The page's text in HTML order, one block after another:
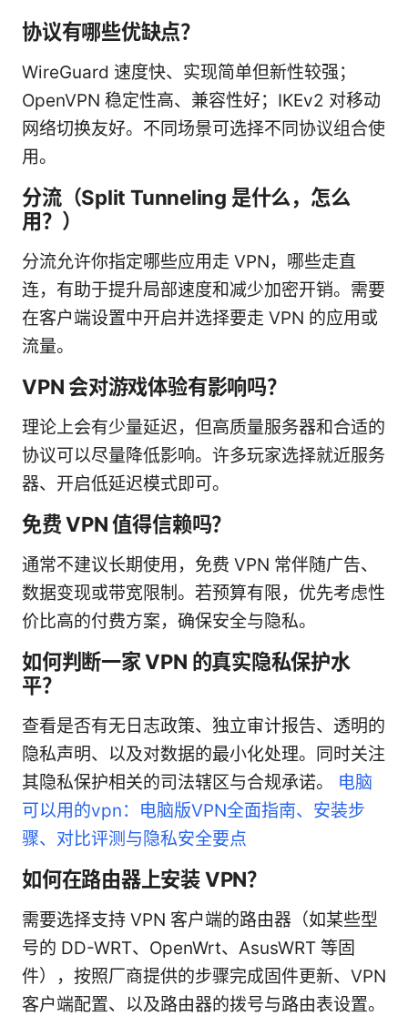
协议有哪些优缺点？
WireGuard 速度快、实现简单但新性较强；
OpenVPN 稳定性高、兼容性好；IKEv2 对移动
网络切换友好。不同场景可选择不同协议组合使
用。
分流（Split Tunneling 是什么，怎么
用？）
分流允许你指定哪些应用走 VPN，哪些走直
连，有助于提升局部速度和减少加密开销。需要
在客户端设置中开启并选择要走 VPN 的应用或
流量。
VPN 会对游戏体验有影响吗？
理论上会有少量延迟，但高质量服务器和合适的
协议可以尽量降低影响。许多玩家选择就近服务
器、开启低延迟模式即可。
免费 VPN 值得信赖吗？
通常不建议长期使用，免费 VPN 常伴随广告、
数据变现或带宽限制。若预算有限，优先考虑性
价比高的付费方案，确保安全与隐私。
如何判断一家 VPN 的真实隐私保护水
平？
查看是否有无日志政策、独立审计报告、透明的
隐私声明、以及对数据的最小化处理。同时关注
其隐私保护相关的司法辖区与合规承诺。 电脑
可以用的vpn：电脑版VPN全面指南、安装步
骤、对比评测与隐私安全要点
如何在路由器上安装 VPN？
需要选择支持 VPN 客户端的路由器（如某些型
号的 DD-WRT、OpenWrt、AsusWRT 等固
件），按照厂商提供的步骤完成固件更新、VPN
客户端配置、以及路由器的拨号与路由表设置。